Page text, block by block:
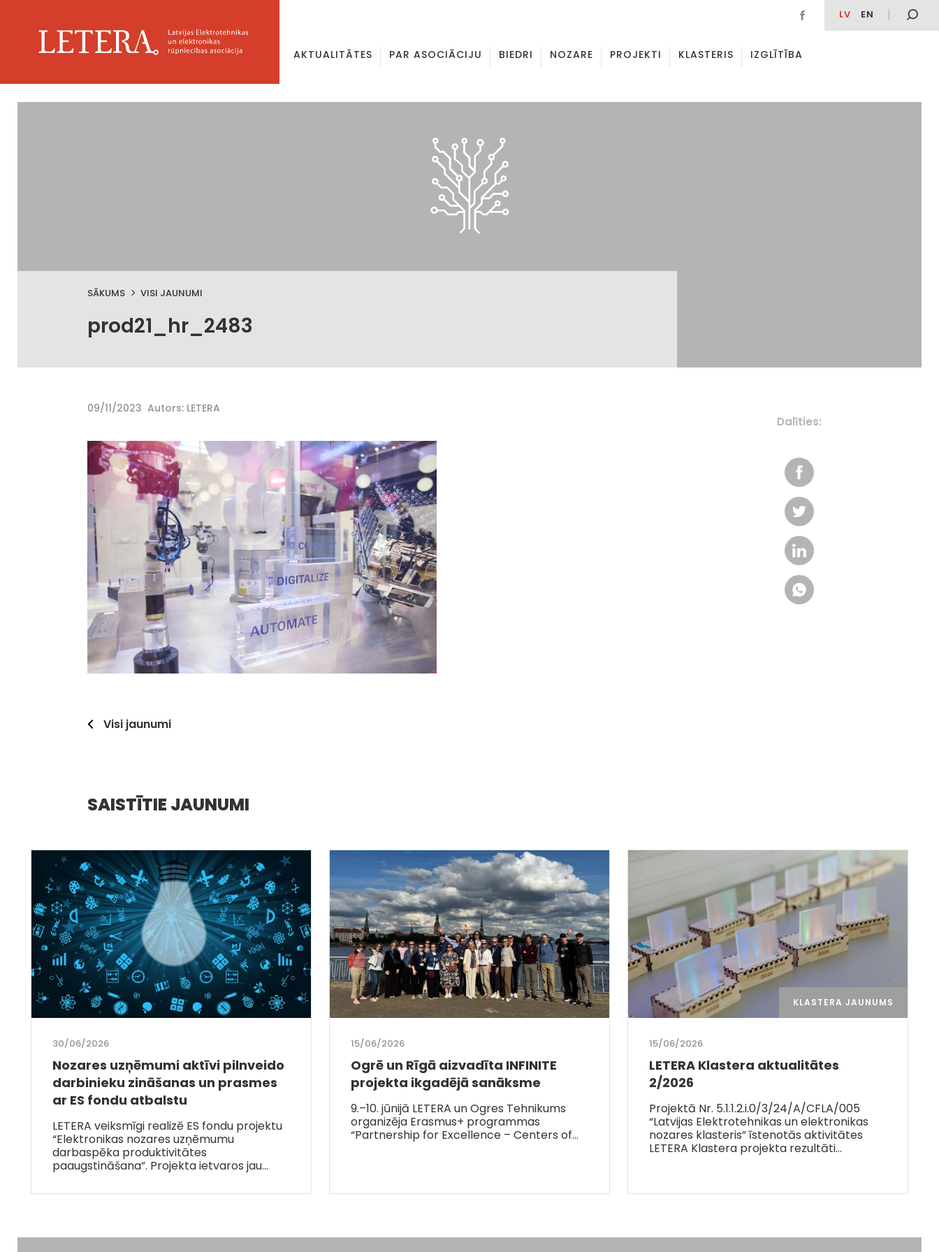
LV EN
AKTUALITĀTES PAR ASOCIĀCIJU BIEDRI NOZARE PROJEKTI KLASTERIS IZGLĪTĪBA
SĀKUMS VISI JAUNUMI
prod21_hr_2483
09/11/2023 Autors: LETERA
Visi jaunumi
Dalīties:
SAISTĪTIE JAUNUMI
30/06/2026
Nozares uzņēmumi aktīvi pilnveido
darbinieku zināšanas un prasmes
ar ES fondu atbalstu
LETERA veiksmīgi realizē ES fondu projektu
“Elektronikas nozares uzņēmumu
darbaspēka produktivitātes
paaugstināšana”. Projekta ietvaros jau…
15/06/2026
Ogrē un Rīgā aizvadīta INFINITE
projekta ikgadējā sanāksme
9.–10. jūnijā LETERA un Ogres Tehnikums
organizēja Erasmus+ programmas
“Partnership for Excellence – Centers of…
KLASTERA JAUNUMS
15/06/2026
LETERA Klastera aktualitātes
2/2026
Projektā Nr. 5.1.1.2.i.0/3/24/A/CFLA/005
“Latvijas Elektrotehnikas un elektronikas
nozares klasteris” īstenotās aktivitātes
LETERA Klastera projekta rezultāti…